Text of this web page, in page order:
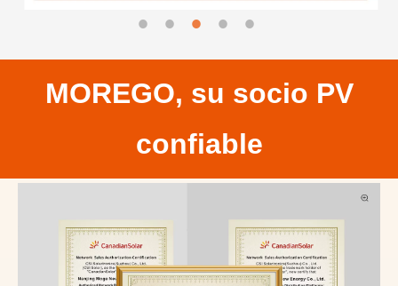
MOREGO, su socio PV
confiable